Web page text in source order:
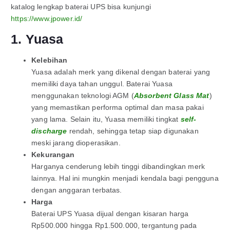
katalog lengkap baterai UPS bisa kunjungi
https://www.jpower.id/
1. Yuasa
Kelebihan
Yuasa adalah merk yang dikenal dengan baterai yang
memiliki daya tahan unggul. Baterai Yuasa
menggunakan teknologi AGM (Absorbent Glass Mat)
yang memastikan performa optimal dan masa pakai
yang lama. Selain itu, Yuasa memiliki tingkat self-
discharge rendah, sehingga tetap siap digunakan
meski jarang dioperasikan.
Kekurangan
Harganya cenderung lebih tinggi dibandingkan merk
lainnya. Hal ini mungkin menjadi kendala bagi pengguna
dengan anggaran terbatas.
Harga
Baterai UPS Yuasa dijual dengan kisaran harga
Rp500.000 hingga Rp1.500.000, tergantung pada